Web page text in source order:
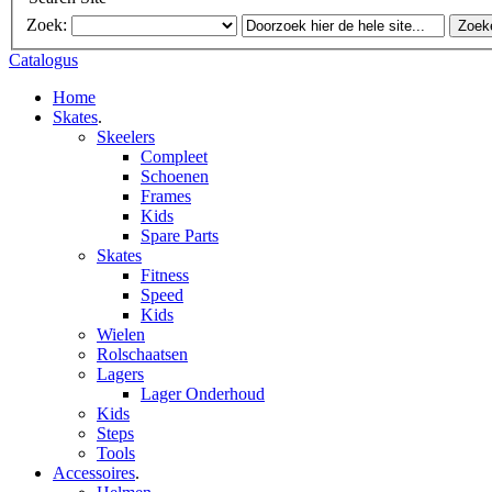
Zoek:
Catalogus
Home
Skates.
Skeelers
Compleet
Schoenen
Frames
Kids
Spare Parts
Skates
Fitness
Speed
Kids
Wielen
Rolschaatsen
Lagers
Lager Onderhoud
Kids
Steps
Tools
Accessoires.